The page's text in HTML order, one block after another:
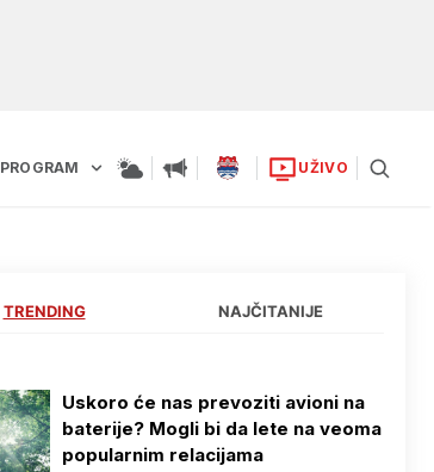
PROGRAM UŽIVO
TRENDING NAJČITANIJE
Uskoro će nas prevoziti avioni na
baterije? Mogli bi da lete na veoma
popularnim relacijama